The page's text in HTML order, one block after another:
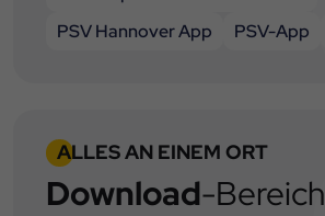
PSV Hannover App
PSV-App
ALLES AN EINEM ORT
Download-Bereich